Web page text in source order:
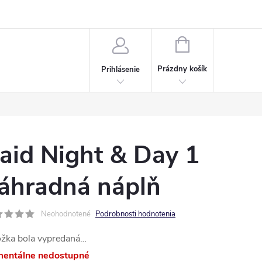
Prihlásenie
NÁKUPNÝ
Prázdny košík
Night & Day 1
náplň
Neohodnotené Podrobnosti hodnotenia
bola vypredaná…
nedostupné